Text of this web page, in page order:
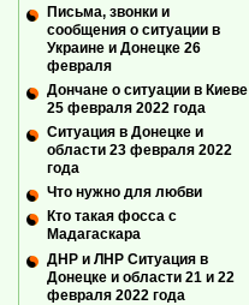
Письма, звонки и
сообщения о ситуации в
Украине и Донецке 26
февраля
Дончане о ситуации в Киеве
25 февраля 2022 года
Ситуация в Донецке и
области 23 февраля 2022
года
Что нужно для любви
Кто такая фосса с
Мадагаскара
ДНР и ЛНР Ситуация в
Донецке и области 21 и 22
февраля 2022 года